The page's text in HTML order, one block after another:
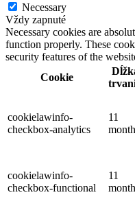
Necessary
Vždy zapnuté
Necessary cookies are
function properly. These
security features of the
Cookie
cookielawinfo-
checkbox-analytics
11
cookielawinfo-
checkbox-functional
11